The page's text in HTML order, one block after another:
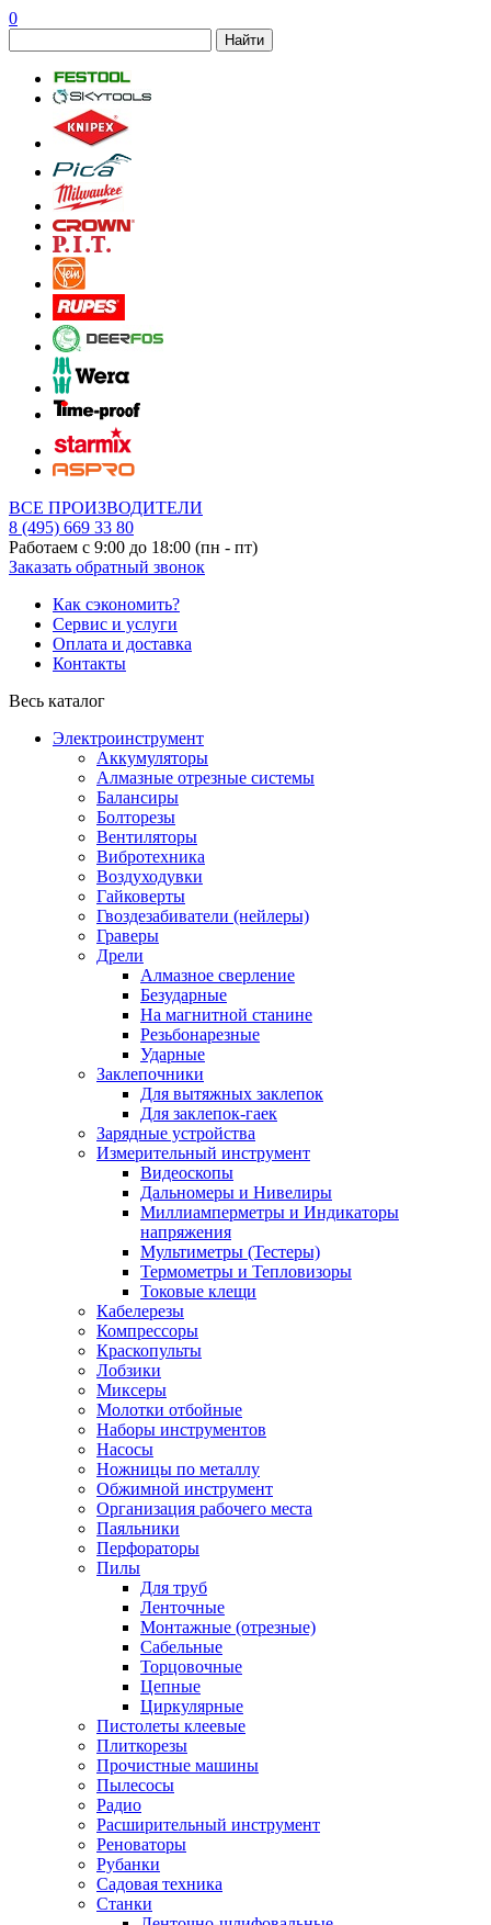
0
Найти
ВСЕ ПРОИЗВОДИТЕЛИ
8 (495) 669 33 80
Работаем с 9:00 до 18:00 (пн - пт)
Заказать обратный звонок
Как сэкономить?
Сервис и услуги
Оплата и доставка
Контакты
Весь каталог
Электроинструмент
Аккумуляторы
Алмазные отрезные системы
Балансиры
Болторезы
Вентиляторы
Вибротехника
Воздуходувки
Гайковерты
Гвоздезабиватели (нейлеры)
Граверы
Дрели
Алмазное сверление
Безударные
На магнитной станине
Резьбонарезные
Ударные
Заклепочники
Для вытяжных заклепок
Для заклепок-гаек
Зарядные устройства
Измерительный инструмент
Видеоскопы
Дальномеры и Нивелиры
Миллиамперметры и Индикаторы
напряжения
Мультиметры (Тестеры)
Термометры и Тепловизоры
Токовые клещи
Кабелерезы
Компрессоры
Краскопульты
Лобзики
Миксеры
Молотки отбойные
Наборы инструментов
Насосы
Ножницы по металлу
Обжимной инструмент
Организация рабочего места
Паяльники
Перфораторы
Пилы
Для труб
Ленточные
Монтажные (отрезные)
Сабельные
Торцовочные
Цепные
Циркулярные
Пистолеты клеевые
Плиткорезы
Прочистные машины
Пылесосы
Радио
Расширительный инструмент
Реноваторы
Рубанки
Садовая техника
Станки